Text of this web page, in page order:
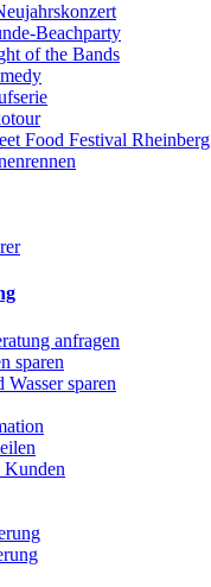
Beachparty
of the Bands
Food Festival Rheinberg
anfragen
sparen
Wasser sparen
Kunden